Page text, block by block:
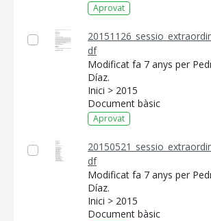
Aprovat
df
Modificat fa 7 anys per
Díaz.
Inici > 2015
Document bàsic
Aprovat
df
Modificat fa 7 anys per
Díaz.
Inici > 2015
Document bàsic